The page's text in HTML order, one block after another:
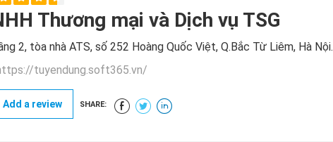
Thương mại và Dịch vụ TSG
2, tòa nhà ATS, số 252 Hoàng Quốc Việt, Q.Bắc Từ Liêm, Hà Nội.
tuyendung.soft365.vn/
Add a review SHARE: